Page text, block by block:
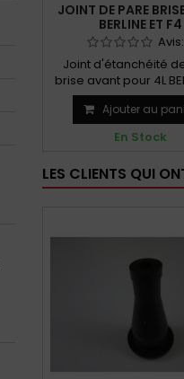
JOINT DE PARE
BERLINE ET F4
Avis:
Joint d'étanchéité
brise avant pour 4L
FOURGONNETTE
Ajouter au
En Stock
LES CLIENTS QUI